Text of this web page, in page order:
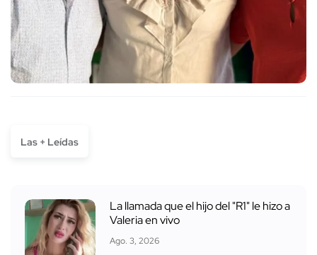
Las + Leídas
La llamada que el hijo del "R1" le hizo a
Valeria en vivo
Ago. 3, 2026